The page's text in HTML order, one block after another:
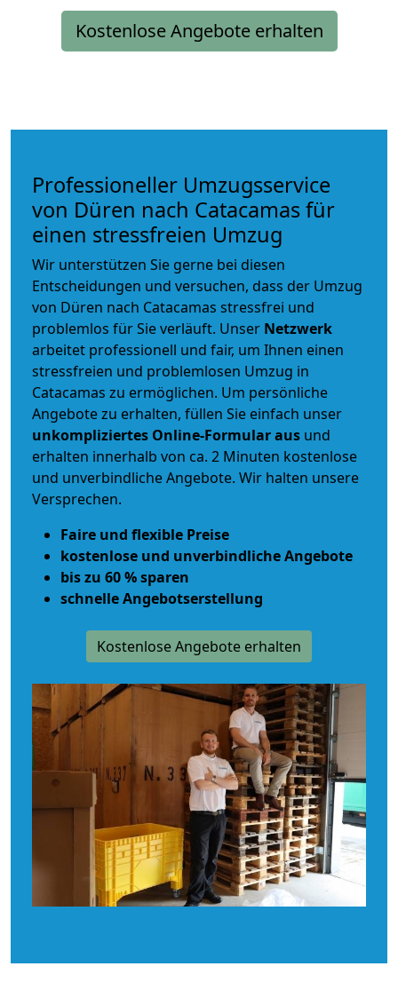
Kostenlose Angebote erhalten
Professioneller Umzugsservice
von Düren nach Catacamas für
einen stressfreien Umzug
Wir unterstützen Sie gerne bei diesen
Entscheidungen und versuchen, dass der Umzug
von Düren nach Catacamas stressfrei und
problemlos für Sie verläuft. Unser Netzwerk
arbeitet professionell und fair, um Ihnen einen
stressfreien und problemlosen Umzug in
Catacamas zu ermöglichen. Um persönliche
Angebote zu erhalten, füllen Sie einfach unser
unkompliziertes Online-Formular aus und
erhalten innerhalb von ca. 2 Minuten kostenlose
und unverbindliche Angebote. Wir halten unsere
Versprechen.
Faire und flexible Preise
kostenlose und unverbindliche Angebote
bis zu 60 % sparen
schnelle Angebotserstellung
Kostenlose Angebote erhalten